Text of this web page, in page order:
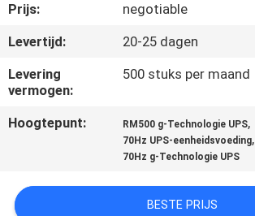
NEEM
CONTACT
MET
OP
NIEUWS
Prijs:
negotiable
Levertijd:
20-25 dagen
Levering
vermogen:
500 stuks per maand
Hoogtepunt: RM500 g-Technologie UPS,
70Hz UPS-eenheidsvoeding,
70Hz g-Technologie UPS
BESTE PRIJS